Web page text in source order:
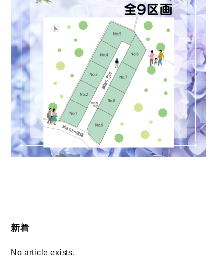
新着
No article exists.